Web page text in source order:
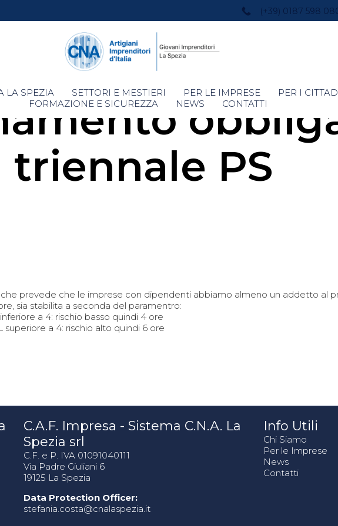
(+39) 0187 598
Skip
to
LA SPEZIA SETTORI E MESTIERI PER LE IMPRESE
PER I
FORMAZIONE E SICUREZZA
NEWS CONTATTI
triennale PS
prevede che le imprese con dipendenti abbiamo almeno un addetto al
sia stabilita a seconda del paramentro:
a 4: rischio basso quindi 4 ore
a 4: rischio alto quindi 6 ore
C.A.F. Impresa - Sistema C.N.A. La
Spezia srl
C.F. e P. IVA 01091040111
Via Padre Giuliani 6
19125 La Spezia
Data Protection Officer:
stefania.costa@cnalaspezia.it
Info Utili
Chi Siamo
Per le Imprese
News
Contatti